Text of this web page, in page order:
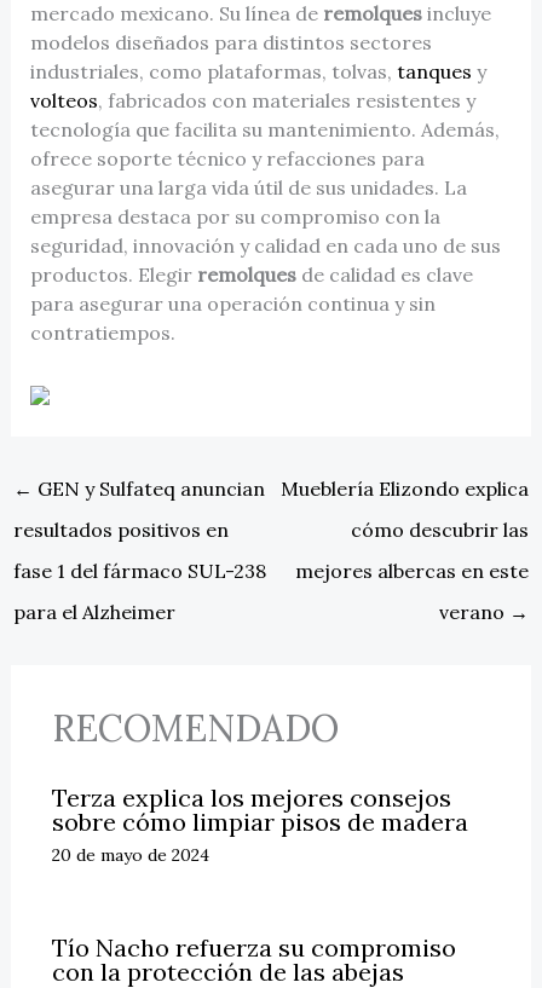
mercado mexicano. Su línea de remolques incluye
modelos diseñados para distintos sectores
industriales, como plataformas, tolvas, tanques y
volteos, fabricados con materiales resistentes y
tecnología que facilita su mantenimiento. Además,
ofrece soporte técnico y refacciones para
asegurar una larga vida útil de sus unidades. La
empresa destaca por su compromiso con la
seguridad, innovación y calidad en cada uno de sus
productos. Elegir remolquesde calidad es clave
para asegurar una operación continua y sin
contratiempos.
← GEN y Sulfateq anuncian
resultados positivos en
fase 1 del fármaco SUL-238
para el Alzheimer
Mueblería Elizondo explica
cómo descubrir las
mejores albercas en este
verano →
RECOMENDADO
Terza explica los mejores consejos
sobre cómo limpiar pisos de madera
20 de mayo de 2024
Tío Nacho refuerza su compromiso
con la protección de las abejas